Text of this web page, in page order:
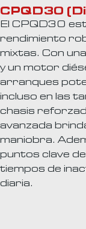
CPQD30
El CPQD30
rendimiento
mixtas. Con
y un motor
arranques
incluso en las
chasis
avanzada
maniobra.
puntos clave
tiempos de
diaria.